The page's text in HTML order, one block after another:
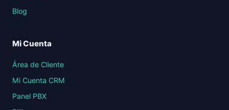
Blog
Mi Cuenta
Área de Cliente
Mi Cuenta CRM
Panel PBX